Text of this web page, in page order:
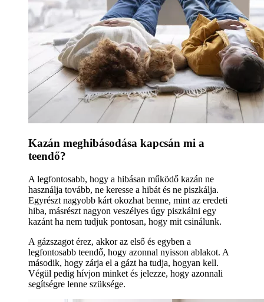
Kazán meghibásodása kapcsán mi a
teendő?
A legfontosabb, hogy a hibásan működő kazán ne
használja tovább, ne keresse a hibát és ne piszkálja.
Egyrészt nagyobb kárt okozhat benne, mint az eredeti
hiba, másrészt nagyon veszélyes úgy piszkálni egy
kazánt ha nem tudjuk pontosan, hogy mit csinálunk.
A gázszagot érez, akkor az első és egyben a
legfontosabb teendő, hogy azonnal nyisson ablakot. A
második, hogy zárja el a gázt ha tudja, hogyan kell.
Végül pedig hívjon minket és jelezze, hogy azonnali
segítségre lenne szüksége.